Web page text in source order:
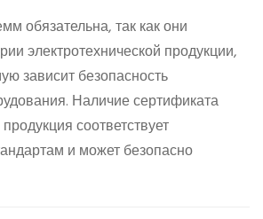
обязательна, так как они
электротехнической продукции,
зависит безопасность
Наличие сертификата
соответствует
и может безопасно